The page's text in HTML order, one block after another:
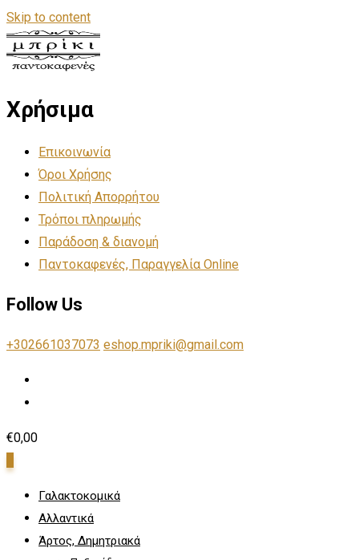
Skip to content
Χρήσιμα
Επικοινωνία
Όροι Χρήσης
Πολιτική Απορρήτου
Τρόποι πληρωμής
Παράδοση & διανομή
Παντοκαφενές, Παραγγελία Online
Follow Us
+302661037073 eshop.mpriki@gmail.com
€0,00
Γαλακτοκομικά
Αλλαντικά
Άρτος, Δημητριακά